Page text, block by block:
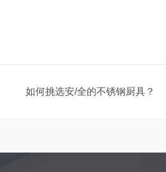
如何挑选安/全的不锈钢厨具？